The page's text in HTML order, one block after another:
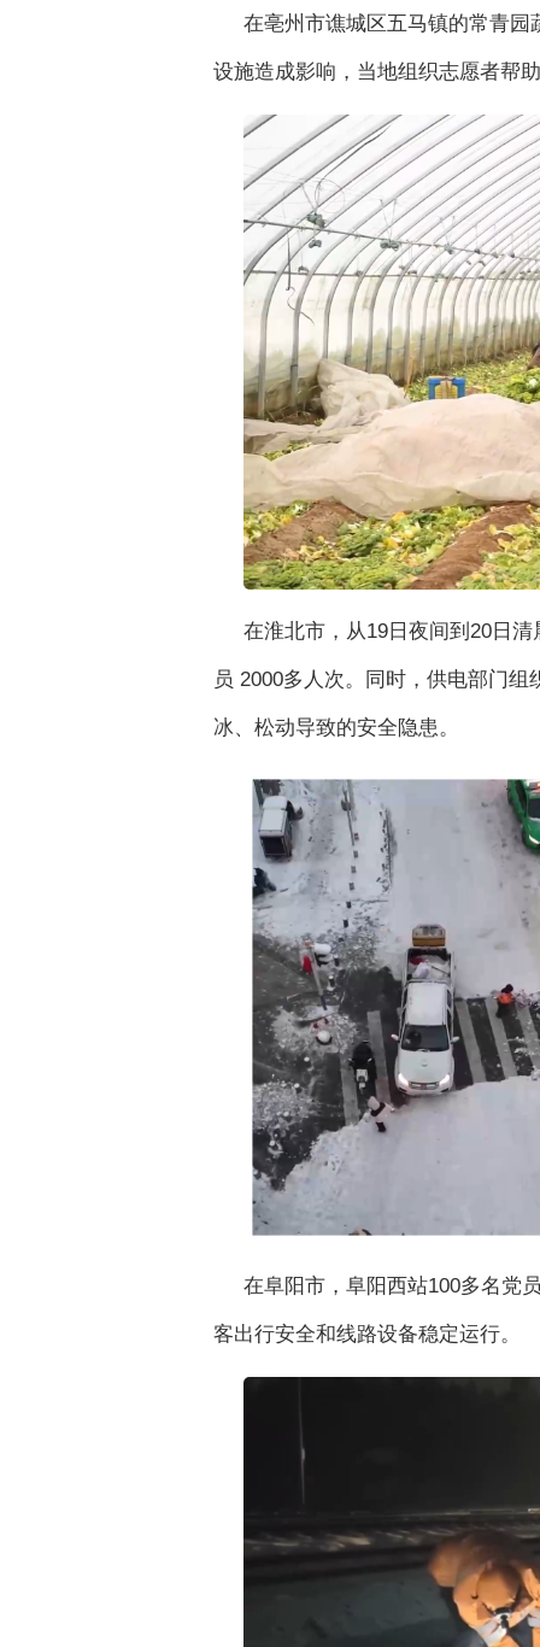
在亳州市谯城区五马镇的常青
设施造成影响，当地组织志愿者帮
在淮北市，从19日夜间到20日
员 2000多人次。同时，供电部门
冰、松动导致的安全隐患。
在阜阳市，阜阳西站100多名党
客出行安全和线路设备稳定运行。